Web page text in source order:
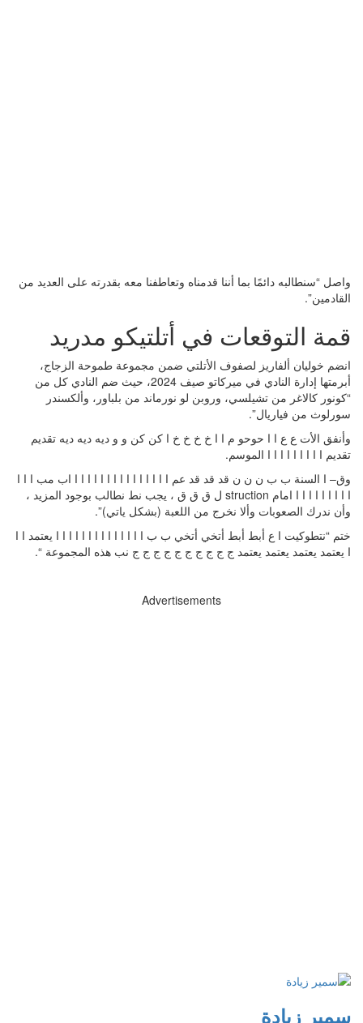
واصل “سنطالبه دائمًا بما أننا قدمناه وتعاطفنا معه بقدرته على العديد من
القادمين”.
قمة التوقعات في أتلتيكو مدريد
انضم خوليان ألفاريز لصفوف الأتلتي ضمن مجموعة طموحة الزجاج،
أبرمتها إدارة النادي في ميركاتو صيف 2024، حيث ضم النادي كل من
“كونور كالاغر من تشيلسي، وروبن لو نورماند من بلباور، وألكسندر
سورلوث من فياريال”.
وأنفق الأت ع ع ا ا حوحو م ا ا خ خ خ خ ا كن كن و و ديه ديه ديه تقديم
تقديم ا ا ا ا ا ا ا ا ا الموسم.
وق– ا السنة ب ب ن ن ن قد قد قد عم ا ا ا ا ا ا ا ا ا ا ا ا ا ا ا اب مب ا ا ا
ا ا ا ا ا ا ا ا ا امام struction ل ق ق ق ، يجب نط نطالب بوجود المزيد ،
وأن ندرك الصعوبات وألا نخرج من اللعبة (بشكل ياتي)”.
ختم “نتطوكيت ا ع أبط أبط أتخي أتخي ب ب ا ا ا ا ا ا ا ا ا ا ا ا ا ا يعتمد ا ا
ا يعتمد يعتمد يعتمد يعتمد ج ج ج ج ج ج ج ج ج ج نب هذه المجموعة “.
Advertisements
سمير زيادة